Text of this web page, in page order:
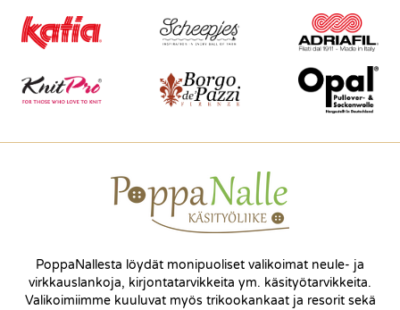
PoppaNallesta löydät monipuoliset valikoimat neule- ja
virkkauslankoja, kirjontatarvikkeita ym. käsityötarvikkeita.
Valikoimiimme kuuluvat myös trikookankaat ja resorit sekä